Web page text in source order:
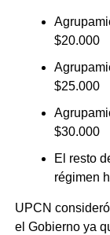
$20.000
$25.000
$30.000
El resto
régimen
UPCN
el Gobierno ya